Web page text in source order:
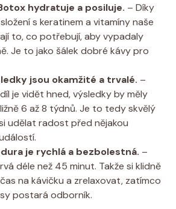
hydratuje a posiluje. – Díky
s keratinem a vitamíny naše
to, co potřebují, aby vypadaly
Je to jako šálek dobré kávy pro
jsou okamžité a trvalé. –
je vidět hned, výsledky by měly
6 až 8 týdnů. Je to tedy skvělý
udělat radost před nějakou
je rychlá a bezbolestná. –
déle než 45 minut. Takže si klidně
na kávičku a zrelaxovat, zatímco
postará odborník.